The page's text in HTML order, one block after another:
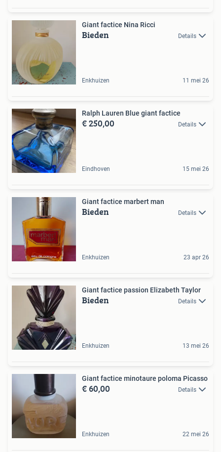
Giant factice Nina Ricci
Bieden Details
Enkhuizen 11 mei 26
Ralph Lauren Blue giant factice
€ 250,00 Details
Eindhoven 15 mei 26
Giant factice marbert man
Bieden Details
Enkhuizen 23 apr 26
Giant factice passion Elizabeth Taylor
Bieden Details
Enkhuizen 13 mei 26
Giant factice minotaure poloma Picasso
€ 60,00 Details
Enkhuizen 22 mei 26